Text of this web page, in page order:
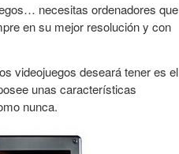
necesitas ordenadores que
en su mejor resolución y con
videojuegos deseará tener es el
unas características
nunca.